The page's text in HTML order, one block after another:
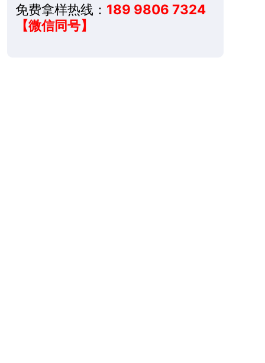
免费拿样热线： 189 9806 7324
【微信同号】